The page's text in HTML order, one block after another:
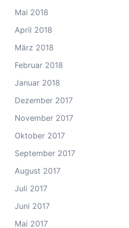
Mai 2018
April 2018
März 2018
Februar 2018
Januar 2018
Dezember 2017
November 2017
Oktober 2017
September 2017
August 2017
Juli 2017
Juni 2017
Mai 2017